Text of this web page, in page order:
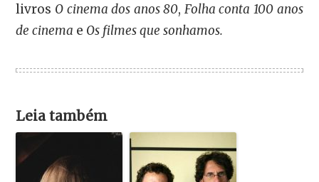
livros O cinema dos anos 80, Folha conta 100 anos
de cinema e Os filmes que sonhamos.
Leia também